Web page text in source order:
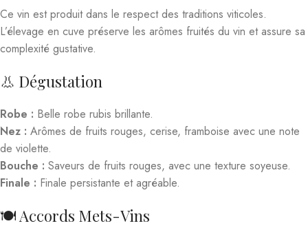
Ce vin est produit dans le respect des traditions viticoles.
L’élevage en cuve préserve les arômes fruités du vin et assure sa
complexité gustative.
👃 Dégustation
Robe : Belle robe rubis brillante.
Nez : Arômes de fruits rouges, cerise, framboise avec une note
de violette.
Bouche : Saveurs de fruits rouges, avec une texture soyeuse.
Finale : Finale persistante et agréable.
🍽️ Accords Mets-Vins